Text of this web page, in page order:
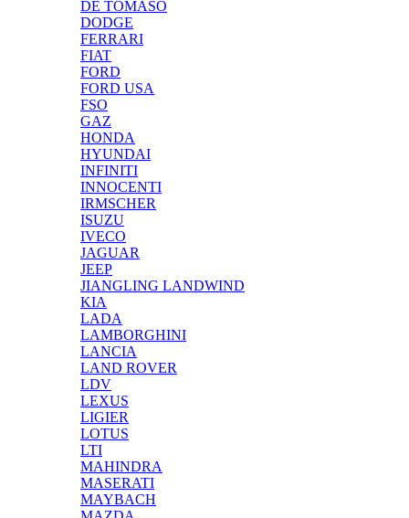
DE TOMASO
DODGE
FERRARI
FIAT
FORD
FORD USA
FSO
GAZ
HONDA
HYUNDAI
INFINITI
INNOCENTI
IRMSCHER
ISUZU
IVECO
JAGUAR
JEEP
JIANGLING LANDWIND
KIA
LADA
LAMBORGHINI
LANCIA
LAND ROVER
LDV
LEXUS
LIGIER
LOTUS
LTI
MAHINDRA
MASERATI
MAYBACH